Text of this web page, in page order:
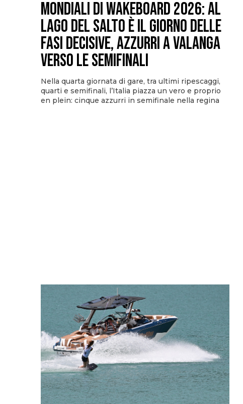
Mondiali di Wakeboard 2026: al
Lago del Salto è il giorno delle
fasi decisive, azzurri a valanga
verso le semifinali
Nella quarta giornata di gare, tra ultimi ripescaggi,
quarti e semifinali, l’Italia piazza un vero e proprio
en plein: cinque azzurri in semifinale nella regina